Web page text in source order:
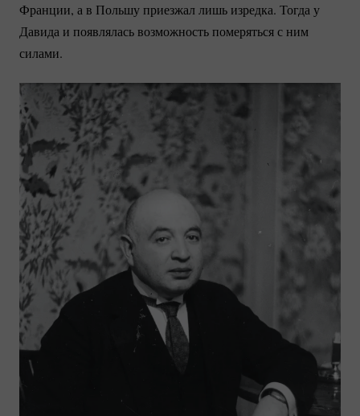
Франции, а в Польшу приезжал лишь изредка. Тогда у
Давида и появлялась возможность померяться с ним
силами.